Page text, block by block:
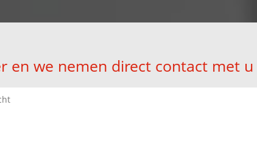
en we nemen direct contact met u